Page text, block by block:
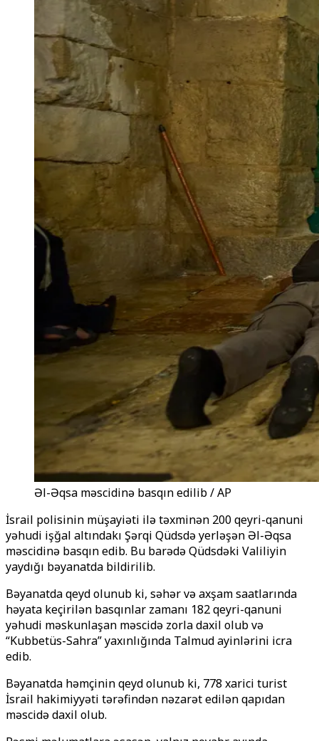
Əl-Əqsa məscidinə basqın edilib / AP
İsrail polisinin müşayiəti ilə təxminən 200 qeyri-qanuni
yəhudi işğal altındakı Şərqi Qüdsdə yerləşən Əl-Əqsa
məscidinə basqın edib. Bu barədə Qüdsdəki Valiliyin
yaydığı bəyanatda bildirilib.
Bəyanatda qeyd olunub ki, səhər və axşam saatlarında
həyata keçirilən basqınlar zamanı 182 qeyri-qanuni
yəhudi məskunlaşan məscidə zorla daxil olub və
“Kubbetüs-Sahra” yaxınlığında Talmud ayinlərini icra
edib.
Bəyanatda həmçinin qeyd olunub ki, 778 xarici turist
İsrail hakimiyyəti tərəfindən nəzarət edilən qapıdan
məscidə daxil olub.